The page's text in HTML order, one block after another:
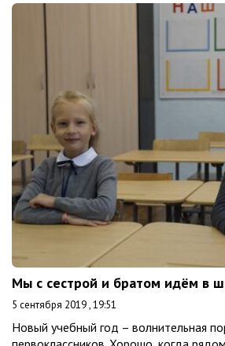
Мы с сестрой и братом идём в
5 сентября 2019 , 19:51
Новый учебный год – волнительная